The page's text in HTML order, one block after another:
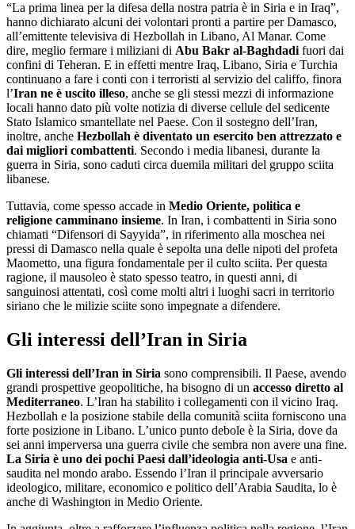
“La prima linea per la difesa della nostra patria è in Siria e in Iraq”,
hanno dichiarato alcuni dei volontari pronti a partire per Damasco,
all’emittente televisiva di Hezbollah in Libano, Al Manar. Come
dire, meglio fermare i miliziani di Abu Bakr al-Baghdadi fuori dai
confini di Teheran. E in effetti mentre Iraq, Libano, Siria e Turchia
continuano a fare i conti con i terroristi al servizio del califfo, finora
l’Iran ne è uscito illeso, anche se gli stessi mezzi di informazione
locali hanno dato più volte notizia di diverse cellule del sedicente
Stato Islamico smantellate nel Paese. Con il sostegno dell’Iran,
inoltre, anche Hezbollah è diventato un esercito ben attrezzato e
dai migliori combattenti. Secondo i media libanesi, durante la
guerra in Siria, sono caduti circa duemila militari del gruppo sciita
libanese.
Tuttavia, come spesso accade in Medio Oriente, politica e
religione camminano insieme. In Iran, i combattenti in Siria sono
chiamati “Difensori di Sayyida”, in riferimento alla moschea nei
pressi di Damasco nella quale è sepolta una delle nipoti del profeta
Maometto, una figura fondamentale per il culto sciita. Per questa
ragione, il mausoleo è stato spesso teatro, in questi anni, di
sanguinosi attentati, così come molti altri i luoghi sacri in territorio
siriano che le milizie sciite sono impegnate a difendere.
Gli interessi dell’Iran in Siria
Gli interessi dell’Iran in Siria sono comprensibili. Il Paese, avendo
grandi prospettive geopolitiche, ha bisogno di un accesso diretto al
Mediterraneo. L’Iran ha stabilito i collegamenti con il vicino Iraq.
Hezbollah e la posizione stabile della comunità sciita forniscono una
forte posizione in Libano. L’unico punto debole è la Siria, dove da
sei anni imperversa una guerra civile che sembra non avere una fine.
La Siria è uno dei pochi Paesi dall’ideologia anti-Usa e anti-
saudita nel mondo arabo. Essendo l’Iran il principale avversario
ideologico, militare, economico e politico dell’Arabia Saudita, lo è
anche di Washington in Medio Oriente.